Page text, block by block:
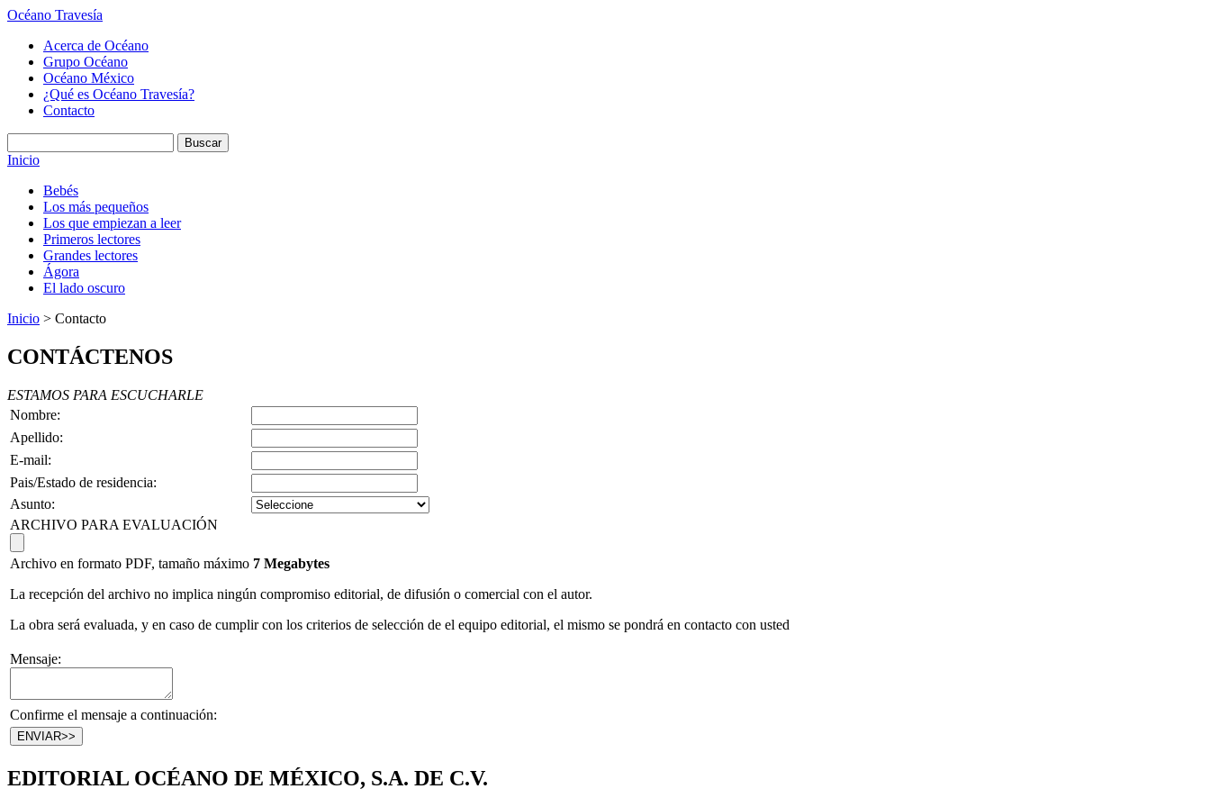
Océano Travesía
Acerca de Océano
Grupo Océano
Océano México
¿Qué es Océano Travesía?
Contacto
Inicio
Bebés
Los más pequeños
Los que empiezan a leer
Primeros lectores
Grandes lectores
Ágora
El lado oscuro
Inicio > Contacto
CONTÁCTENOS
ESTAMOS PARA ESCUCHARLE
Nombre:
Apellido:
E-mail:
Pais/Estado de residencia:
Asunto:
ARCHIVO PARA EVALUACIÓN
Archivo en formato PDF, tamaño máximo 7 Megabytes
La recepción del archivo no implica ningún compromiso editorial, de difusión o comercial con el autor.
La obra será evaluada, y en caso de cumplir con los criterios de selección de el equipo editorial, el mismo se pondrá en contacto con usted
Mensaje:
Confirme el mensaje a continuación:
EDITORIAL OCÉANO DE MÉXICO, S.A. DE C.V.